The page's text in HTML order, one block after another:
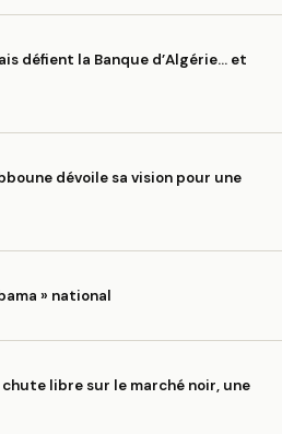
défient la Banque d’Algérie… et
dévoile sa vision pour une
» national
chute libre sur le marché noir, une